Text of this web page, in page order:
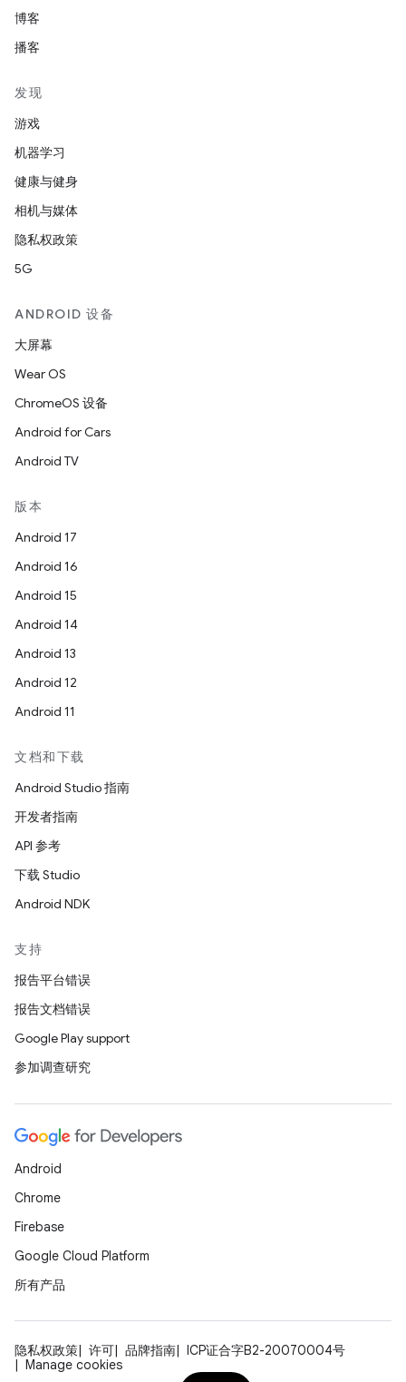
博客
播客
发现
游戏
机器学习
健康与健身
相机与媒体
隐私权政策
5G
ANDROID 设备
大屏幕
Wear OS
ChromeOS 设备
Android for Cars
Android TV
版本
Android 17
Android 16
Android 15
Android 14
Android 13
Android 12
Android 11
文档和下载
Android Studio 指南
开发者指南
API 参考
下载 Studio
Android NDK
支持
报告平台错误
报告文档错误
Google Play support
参加调查研究
Android
Chrome
Firebase
Google Cloud Platform
所有产品
隐私权政策 许可 品牌指南
ICP证合字B2-20070004号
Manage cookies